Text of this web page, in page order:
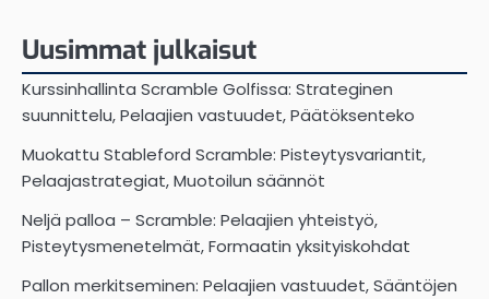
Uusimmat julkaisut
Kurssinhallinta Scramble Golfissa: Strateginen
suunnittelu, Pelaajien vastuudet, Päätöksenteko
Muokattu Stableford Scramble: Pisteytysvariantit,
Pelaajastrategiat, Muotoilun säännöt
Neljä palloa – Scramble: Pelaajien yhteistyö,
Pisteytysmenetelmät, Formaatin yksityiskohdat
Pallon merkitseminen: Pelaajien vastuudet, Sääntöjen